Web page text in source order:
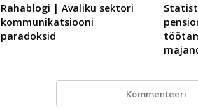
Rahablogi | Avaliku sektori
kommunikatsiooni
paradoksid
Kommenteeri